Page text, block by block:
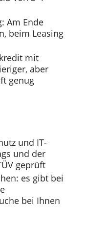
Am Ende
beim Leasing
mit
aber
genug
und IT-
und der
geprüft
es gibt bei
bei Ihnen